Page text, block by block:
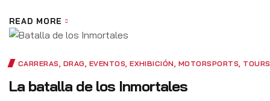
READ MORE
CARRERAS, DRAG, EVENTOS,EXHIBICIÓN, MOTORSPORTS, TOURS
La batalla de los Inmortales